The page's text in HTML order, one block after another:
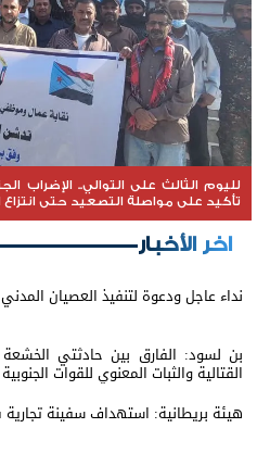
لليوم الثالث على التوالي.. الإضراب
تأكيد على مواصلة التصعيد حتى
اخر الأخبار
نداء عاجل ودعوة لتنفيذ العصيان
بن لسود: الفارق بين حادثتي
القتالية والثبات المعنوي للقوات الجنوبية
هيئة بريطانية: استهداف سفينة